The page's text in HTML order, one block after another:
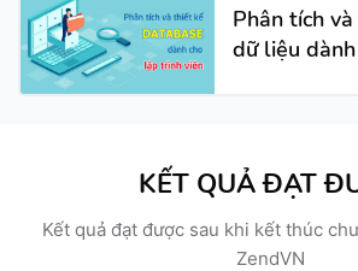
Phân tích
dữ liệu
KẾT QUẢ ĐẠT
Kết quả đạt được sau khi kết thúc
ZendVN